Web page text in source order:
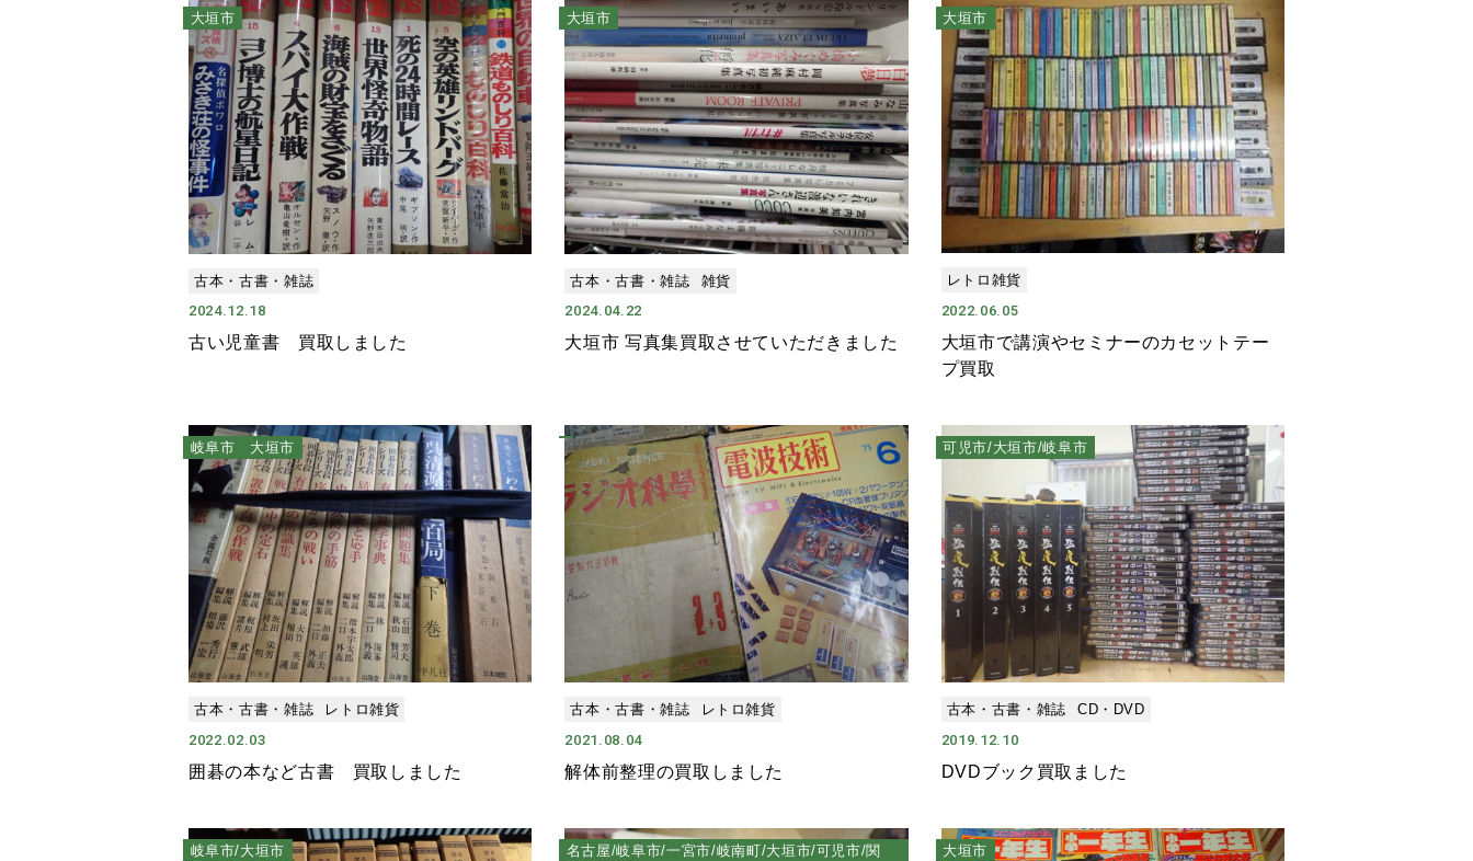
大垣市
古本・古書・雑誌
2024.12.18
古い児童書 買取しました
大垣市
古本・古書・雑誌
雑貨
2024.04.22
大垣市 写真集買取させていただきました
大垣市
レトロ雑貨
2022.06.05
大垣市で講演やセミナーのカセットテー
プ買取
岐阜市 大垣市
古本・古書・雑誌
レトロ雑貨
2022.02.03
囲碁の本など古書 買取しました
古本・古書・雑誌
レトロ雑貨
2021.08.04
解体前整理の買取しました
可児市/大垣市/岐阜市
古本・古書・雑誌
CD・DVD
2019.12.10
DVDブック買取ました
岐阜市/大垣市
名古屋/岐阜市/一宮市/岐南町/大垣市/可児市/関
大垣市